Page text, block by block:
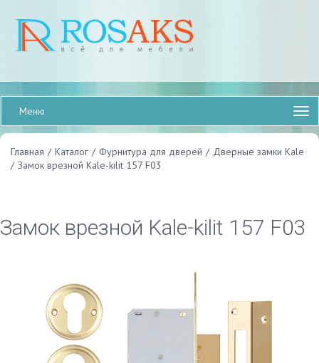
Меню
Главная / Каталог / Фурнитура для дверей / Дверные замки Kale
/ Замок врезной Kale-kilit 157 F03
Замок врезной Kale-kilit 157 F03